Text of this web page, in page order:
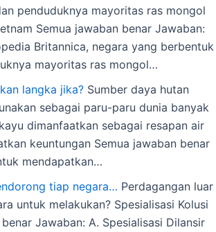
penduduknya mayoritas ras mongol
Semua jawaban benar Jawaban:
Britannica, negara yang berbentuk
mayoritas ras mongol…
langka jika? Sumber daya hutan
sebagai paru-paru dunia banyak
dimanfaatkan sebagai resapan air
keuntungan Semua jawaban benar
mendapatkan…
tiap negara… Perdagangan luar
untuk melakukan? Spesialisasi Kolusi
Jawaban: A. Spesialisasi Dilansir